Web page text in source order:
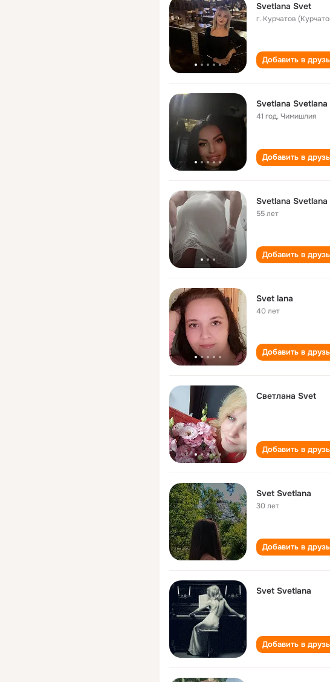
Svetlana Svet
г. Курчатов
Добавить в
Svetlana Svetlana
41 год,Чимишлия
Добавить в
Svetlana Svetlana
55 лет
Добавить в
Svet lana
40 лет
Добавить в
Светлана Svet
Добавить в
Svet Svetlana
30 лет
Добавить в
Svet Svetlana
Добавить в